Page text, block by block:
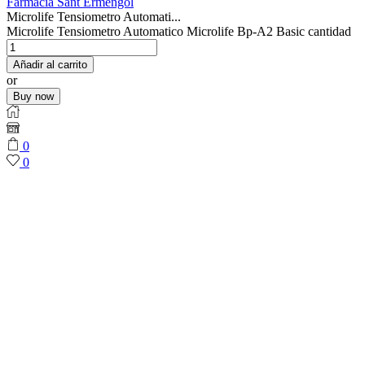
Microlife Tensiometro Automati...
Microlife Tensiometro Automatico Microlife Bp-A2 Basic cantidad
Añadir al carrito
or
Buy now
0
0